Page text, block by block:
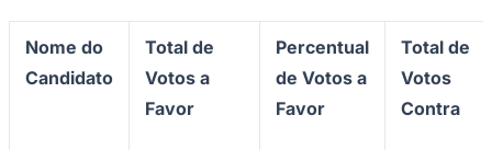
Nome do
Candidato
Total de
Votos a
Favor
Percentual
de Votos a
Favor
Total de
Votos
Contra